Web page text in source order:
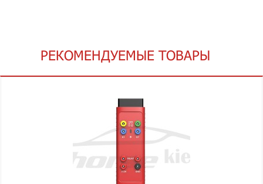
РЕКОМЕНДУЕМЫЕ ТОВАРЫ